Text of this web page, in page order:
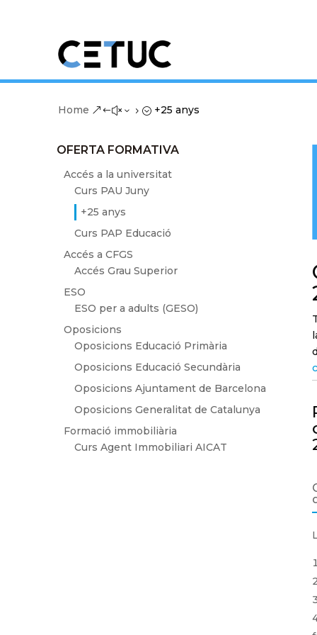
Home &#x35; +25 anys
OFERTA FORMATIVA
Accés a la universitat
Curs PAU Juny
+25 anys
Curs PAP Educació
Accés a CFGS
Accés Grau Superior
ESO
ESO per a adults (GESO)
Oposicions
Oposicions Educació Primària
Oposicions Educació Secundària
Oposicions Ajuntament de Barcelona
Oposicions Generalitat de Catalunya
Formació immobiliària
Curs Agent Immobiliari AICAT